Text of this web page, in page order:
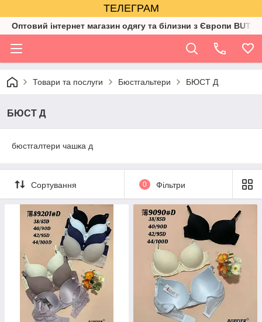
ТЕЛЕГРАМ
Оптовий інтернет магазин одягу та білизни з Європи BUTIK
Товари та послуги Бюстгальтери БЮСТ Д
БЮСТ Д
бюстгалтери чашка д
Сортування 0 Фільтри